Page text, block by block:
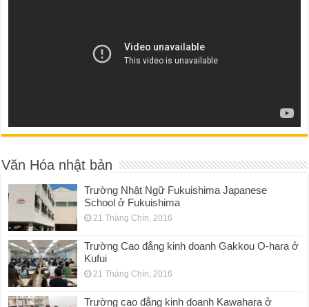
Văn Hóa nhật bản
Trường Nhật Ngữ Fukuishima Japanese
School ở Fukuishima
21 Tháng Chín, 2016
Trường Cao đẳng kinh doanh Gakkou O-hara ở
Kufui
21 Tháng Chín, 2016
Trường cao đẳng kinh doanh Kawahara ở